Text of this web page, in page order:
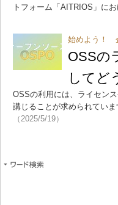
トフォーム「AITRIOS」に
始めよう！
OSSの
してど
OSSの利用には、ライセン
講じることが求められてい
（2025/5/19）